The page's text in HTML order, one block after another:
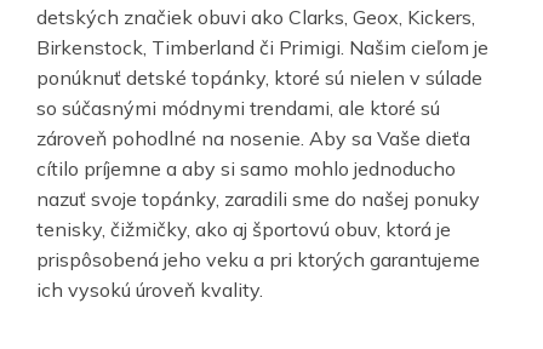
detských značiek obuvi ako Clarks, Geox, Kickers,
Birkenstock, Timberland či Primigi. Našim cieľom je
ponúknuť detské topánky, ktoré sú nielen v súlade
so súčasnými módnymi trendami, ale ktoré sú
zároveň pohodlné na nosenie. Aby sa Vaše dieťa
cítilo príjemne a aby si samo mohlo jednoducho
nazuť svoje topánky, zaradili sme do našej ponuky
tenisky, čižmičky, ako aj športovú obuv, ktorá je
prispôsobená jeho veku a pri ktorých garantujeme
ich vysokú úroveň kvality.